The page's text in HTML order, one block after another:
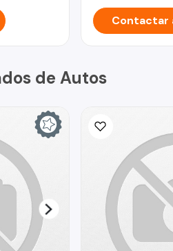
Contactar
de Autos